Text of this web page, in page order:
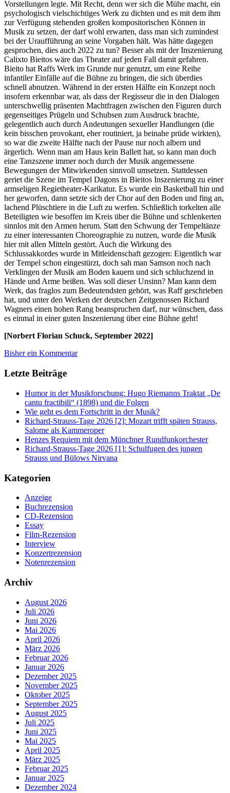
Vorstellungen legte. Mit Recht, denn wer sich die Mühe macht, ein
psychologisch vielschichtiges Werk zu dichten und es mit dem ihm
zur Verfügung stehenden großen kompositorischen Können in
Musik zu setzen, der darf wohl erwarten, dass man sich zumindest
bei der Uraufführung an seine Vorgaben hält. Was hätte dagegen
gesprochen, dies auch 2022 zu tun? Besser als mit der Inszenierung
Calixto Bieitos wäre das Theater auf jeden Fall damit gefahren.
Bieito hat Raffs Werk im Grunde nur genutzt, um eine Reihe
infantiler Einfälle auf die Bühne zu bringen, die sich überdies
schnell abnutzen. Während in der ersten Hälfte ein Konzept noch
insofern erkennbar war, als dass der Regisseur die in den Dialogen
unterschwellig präsenten Machtfragen zwischen den Figuren durch
gegenseitiges Prügeln und Schubsen zum Ausdruck brachte,
gelegentlich auch durch Andeutungen sexueller Handlungen (die
kein bisschen provokant, eher routiniert, ja beinahe prüde wirkten),
so war die zweite Hälfte nach der Pause nur noch albern und
ärgerlich. Wenn man am Haus kein Ballett hat, so kann man doch
eine Tanzszene immer noch durch der Musik angemessene
Bewegungen der Mitwirkenden sinnvoll umsetzen. Stattdessen
geriet die Szene im Tempel Dagons in Bieitos Inszenierung zu einer
armseligen Regietheater-Karikatur. Es wurde ein Basketball hin und
her geworfen, dann setzte sich der Chor auf den Boden und fing an,
lachend Plüschtiere in die Luft zu werfen. Schließlich torkelten alle
Beteiligten wie besoffen im Kreis über die Bühne und schlenkerten
sinnlos mit den Armen herum. Statt den Schwung der Tempeltänze
zu einer interessanten Choreographie zu nutzen, wurde die Musik
hier mit allen Mitteln gestört. Auch die Wirkung des
Schlussakkordes wurde in Mitleidenschaft gezogen: Eigentlich war
der Tempel schon eingestürzt, doch sah man Samson noch nach
Verklingen der Musik am Boden kauern und sich schluchzend in
Hände und Arme beißen. Was soll dieser Unsinn? Man kann dem
Werk, das fraglos zum Bedeutendsten gehört, was Raff geschrieben
hat, und unter den Werken der deutschen Zeitgenossen Richard
Wagners einen hohen Rang beanspruchen darf, nur wünschen, dass
es einmal in einer guten Inszenierung über eine Bühne geht!
[Norbert Florian Schuck, September 2022]
Bisher ein Kommentar
Letzte Beiträge
Humor in der Musikforschung: Hugo Riemanns Traktat „De
cantu fractibili“ (1898) und die Folgen
Wie geht es dem Fortschritt in der Musik?
Richard-Strauss-Tage 2026 [2]: Mozart trifft späten Strauss,
Salome als Kammeroper
Henzes Requiem mit dem Münchner Rundfunkorchester
Richard-Strauss-Tage 2026 [1]: Schulfugen des jungen
Strauss und Bülows Nirvana
Kategorien
Anzeige
Buchrezension
CD-Rezension
Essay
Film-Rezension
Interview
Konzertrezension
Notenrezension
Archiv
August 2026
Juli 2026
Juni 2026
Mai 2026
April 2026
März 2026
Februar 2026
Januar 2026
Dezember 2025
November 2025
Oktober 2025
September 2025
August 2025
Juli 2025
Juni 2025
Mai 2025
April 2025
März 2025
Februar 2025
Januar 2025
Dezember 2024